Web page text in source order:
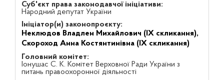
Суб'єкт права законодавчої ініціативи:
Народний депутат України
Ініціатор(и) законопроєкту:
Неклюдов Владлен Михайлович (IX скликання),
Скороход Анна Костянтинівна (IX скликання)
Головний комітет:
Іонушас С. К. Комітет Верховної Ради України з
питань правоохоронної діяльності